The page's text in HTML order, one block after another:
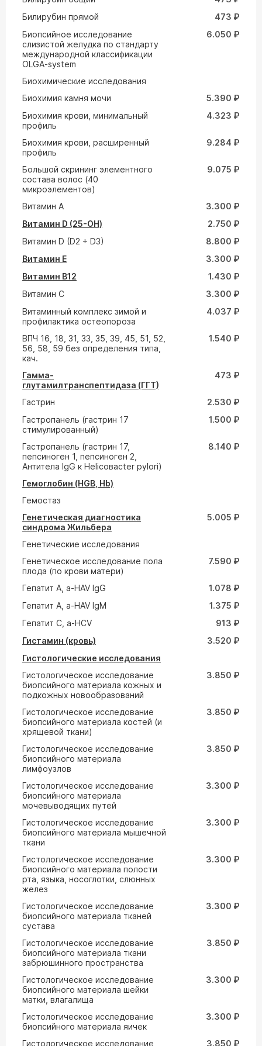
Билирубин прямой
473 ₽
Биопсийное исследование
слизистой желудка по стандарту
международной классификации
OLGA-system
6.050 ₽
Биохимические исследования
Биохимия камня мочи
5.390 ₽
Биохимия крови, минимальный
профиль
4.323 ₽
Биохимия крови, расширенный
профиль
9.284 ₽
Большой скрининг элементного
состава волос (40
микроэлементов)
9.075 ₽
Витамин A
3.300 ₽
Витамин D (25-ОН)
2.750 ₽
Витамин D (D2 + D3)
8.800 ₽
Витамин E
3.300 ₽
Витамин В12
1.430 ₽
Витамин С
3.300 ₽
Витаминный комплекс зимой и
профилактика остеопороза
4.037 ₽
ВПЧ 16, 18, 31, 33, 35, 39, 45, 51, 52,
56, 58, 59 без определения типа,
кач.
1.540 ₽
Гамма-
глутамилтранспептидаза (ГГТ)
473 ₽
Гастрин
2.530 ₽
Гастропанель (гастрин 17
стимулированный)
1.500 ₽
Гастропанель (гастрин 17,
пепсиноген 1, пепсиноген 2,
Антитела IgG к Helicoвacter pylori)
8.140 ₽
Гемоглобин (HGB, Hb)
Гемостаз
Генетическая диагностика
синдрома Жильбера
5.005 ₽
Генетические исследования
Генетическое исследование пола
плода (по крови матери)
7.590 ₽
Гепатит A, a-HAV IgG
1.078 ₽
Гепатит A, a-HAV IgM
1.375 ₽
Гепатит С, а-HCV
913 ₽
Гистамин (кровь)
3.520 ₽
Гистологические исследования
Гистологическое исследование
биопсийного материала кожных и
подкожных новообразований
3.850 ₽
Гистологическое исследование
биопсийного материала костей (и
хрящевой ткани)
3.850 ₽
Гистологическое исследование
биопсийного материала
лимфоузлов
3.850 ₽
Гистологическое исследование
биопсийного материала
мочевыводящих путей
3.300 ₽
Гистологическое исследование
биопсийного материала мышечной
ткани
3.300 ₽
Гистологическое исследование
биопсийного материала полости
рта, языка, носоглотки, слюнных
желез
3.300 ₽
Гистологическое исследование
биопсийного материала тканей
сустава
3.300 ₽
Гистологическое исследование
биопсийного материала ткани
забрюшинного пространства
3.850 ₽
Гистологическое исследование
биопсийного материала шейки
матки, влагалища
3.300 ₽
Гистологическое исследование
биопсийного материала яичек
3.300 ₽
Гистологическое исследование 3.850 ₽